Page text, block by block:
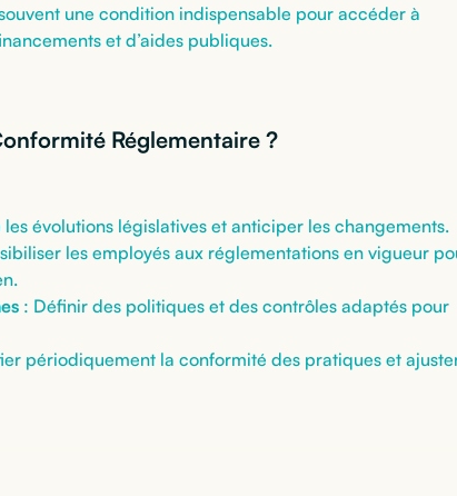
une condition indispensable pour accéder à
et d’aides publiques.
Réglementaire ?
les évolutions législatives et anticiper les changements.
les employés aux réglementations en vigueur
: Définir des politiques et des contrôles adaptés pour
périodiquement la conformité des pratiques et